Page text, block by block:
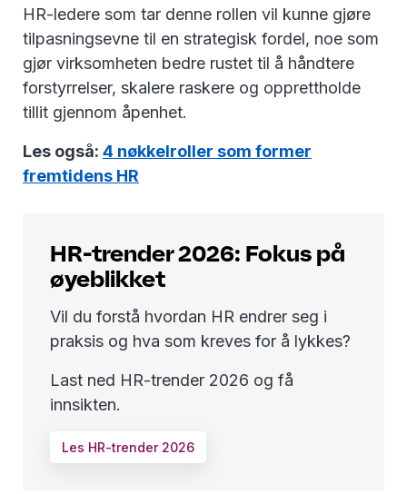
HR-ledere som tar denne rollen vil kunne gjøre
tilpasningsevne til en strategisk fordel, noe som
gjør virksomheten bedre rustet til å håndtere
forstyrrelser, skalere raskere og opprettholde
tillit gjennom åpenhet.
Les også: 4 nøkkelroller som former
fremtidens HR
HR-trender 2026: Fokus på
øyeblikket
Vil du forstå hvordan HR endrer seg i
praksis og hva som kreves for å lykkes?
Last ned HR-trender 2026 og få
innsikten.
Les HR-trender 2026